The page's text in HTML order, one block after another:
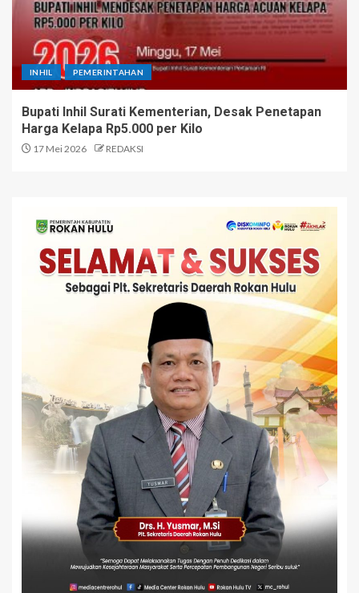
INHIL PEMERINTAHAN
Bupati Inhil Surati Kementerian, Desak Penetapan
Harga Kelapa Rp5.000 per Kilo
17 Mei 2026 REDAKSI